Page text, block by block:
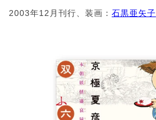
2003年12月刊行、装画： 石黒亜矢子